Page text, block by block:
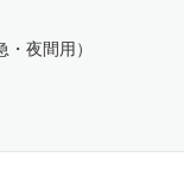
夜間用）